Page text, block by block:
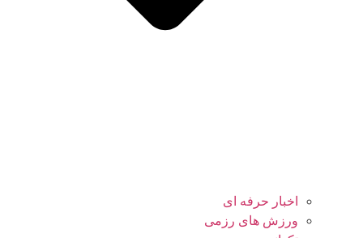
اخبار حرفه ای
ورزش های رزمی